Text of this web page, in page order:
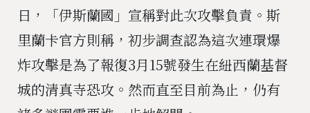
日，「伊斯蘭國」宣稱對此次攻擊負責。斯
里蘭卡官方則稱，初步調查認為這次連環爆
炸攻擊是為了報復3月15號發生在紐西蘭基督
城的清真寺恐攻。然而直至目前為止，仍有